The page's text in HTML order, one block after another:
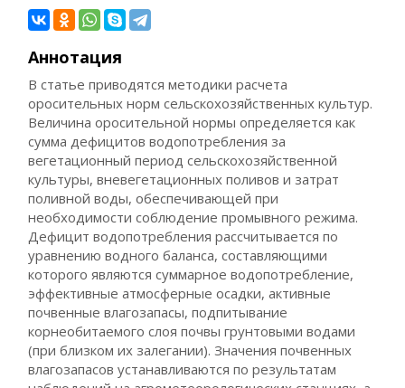
Аннотация
В статье приводятся методики расчета
оросительных норм сельскохозяйственных культур.
Величина оросительной нормы определяется как
сумма дефицитов водопотребления за
вегетационный период сельскохозяйственной
культуры, вневегетационных поливов и затрат
поливной воды, обеспечивающей при
необходимости соблюдение промывного режима.
Дефицит водопотребления рассчитывается по
уравнению водного баланса, составляющими
которого являются суммарное водопотребление,
эффективные атмосферные осадки, активные
почвенные влагозапасы, подпитывание
корнеобитаемого слоя почвы грунтовыми водами
(при близком их залегании). Значения почвенных
влагозапасов устанавливаются по результатам